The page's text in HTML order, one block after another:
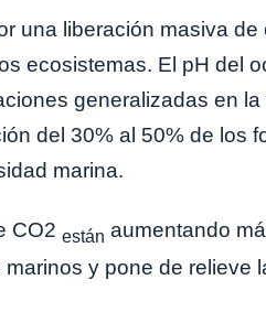
una liberación masiva
ecosistemas. El pH del
generalizadas en
del 30% al 50% de los
marina.
CO2 están aumentando
y pone de relieve